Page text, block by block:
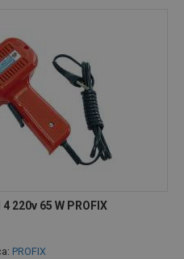
220v 65 W PROFIX
PROFIX